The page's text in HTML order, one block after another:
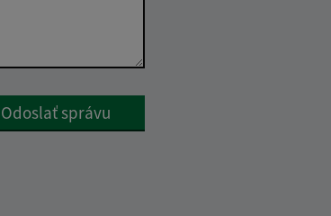
Odoslať správu